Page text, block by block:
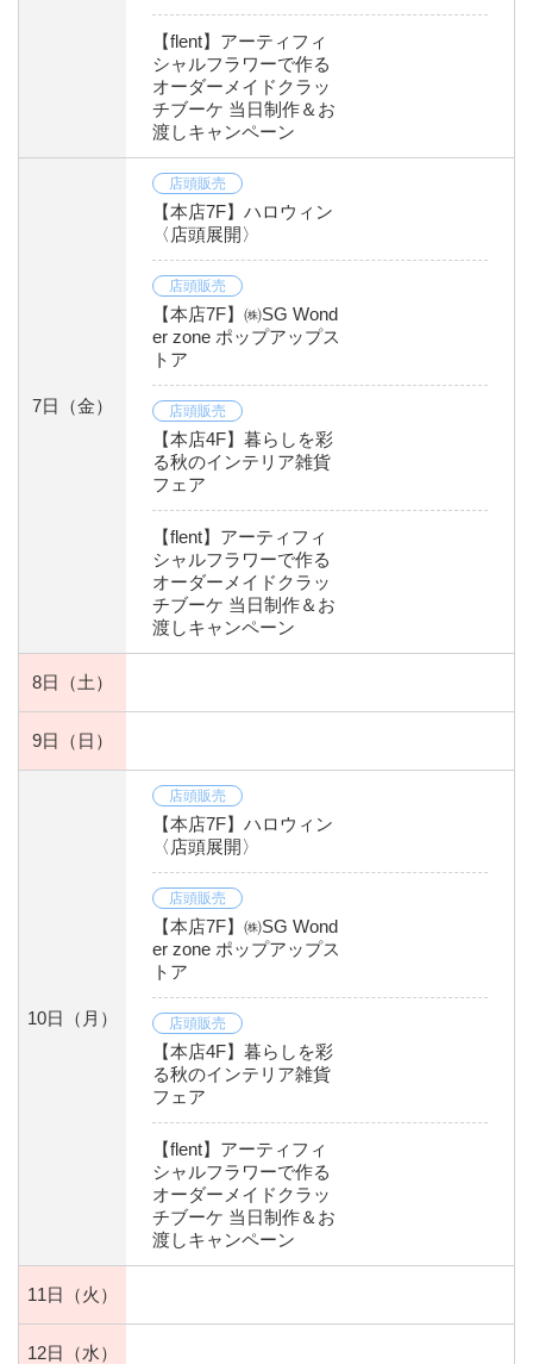
【flent】アーティフィ
シャルフラワーで作る
オーダーメイドクラッ
チブーケ 当日制作＆お
渡しキャンペーン
7日 （金）
店頭販売
【本店7F】ハロウィン
〈店頭展開〉
店頭販売
【本店7F】㈱SG Wond
er zone ポップアップス
トア
店頭販売
【本店4F】暮らしを彩
る秋のインテリア雑貨
フェア
【flent】アーティフィ
シャルフラワーで作る
オーダーメイドクラッ
チブーケ 当日制作＆お
渡しキャンペーン
8日 （土）
9日 （日）
10日 （月）
店頭販売
【本店7F】ハロウィン
〈店頭展開〉
店頭販売
【本店7F】㈱SG Wond
er zone ポップアップス
トア
店頭販売
【本店4F】暮らしを彩
る秋のインテリア雑貨
フェア
【flent】アーティフィ
シャルフラワーで作る
オーダーメイドクラッ
チブーケ 当日制作＆お
渡しキャンペーン
11日 （火）
12日 （水）